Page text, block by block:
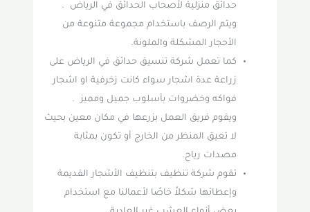
حدائق منزلية لأصحاب الحدائق في الرياض .
ويتم الرصف باستخدام مجموعة متنوعة من
الأحجار المشكلة والملونة.
كما تعمل شركة تنسيق حدائق في الرياض على
زراعة عدة اشجار سواء كانت زخرفية او اشجار
فواكه وخضروات بأسلوب جميل ومميز .
ويقوم فريق العمل بزرعها في مكان معين بحيث
لا تعيق المنظر من الخارج أو تكون بمثابة
مصدات رياح.
تقوم شركة تنظيف بتنظيف الأشجار القديمة
وإعطائها شكلاً خاصًا لأعمالنا مع استخدام